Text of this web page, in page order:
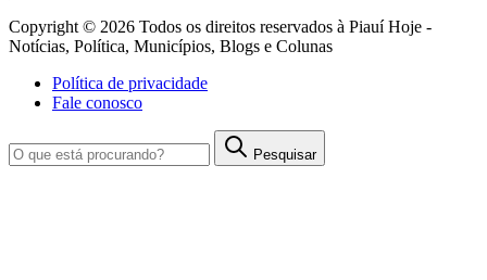
Copyright © 2026 Todos os direitos reservados à Piauí Hoje -
Notícias, Política, Municípios, Blogs e Colunas
Política de privacidade
Fale conosco
Pesquisar